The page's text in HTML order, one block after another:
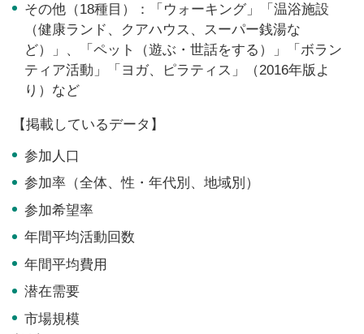
その他（18種目）：「ウォーキング」「温浴施設
（健康ランド、クアハウス、スーパー銭湯な
ど）」、「ペット（遊ぶ・世話をする）」「ボラン
ティア活動」「ヨガ、ピラティス」（2016年版よ
り）など
【掲載しているデータ】
参加人口
参加率（全体、性・年代別、地域別）
参加希望率
年間平均活動回数
年間平均費用
潜在需要
市場規模